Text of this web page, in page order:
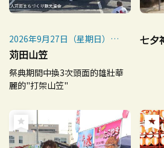
2026年9月27日（星期日）～
10月4日（星期日）
2026年10月4日（日）神幸大
祭
※每年9月第4個星期日至10
苅田山笠
祭典期間中換3次頭面的雄壯華
麗的"打架山笠"
七夕